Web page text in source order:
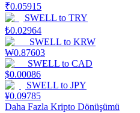
Staking
Yüksek getiri ve anında erişim
₹0.05915
SWELL to TRY
₺0.02964
SWELL to KRW
₩0.87603
SWELL to CAD
$0.00086
SWELL to JPY
¥0.09785
Daha Fazla Kripto Dönüşümü